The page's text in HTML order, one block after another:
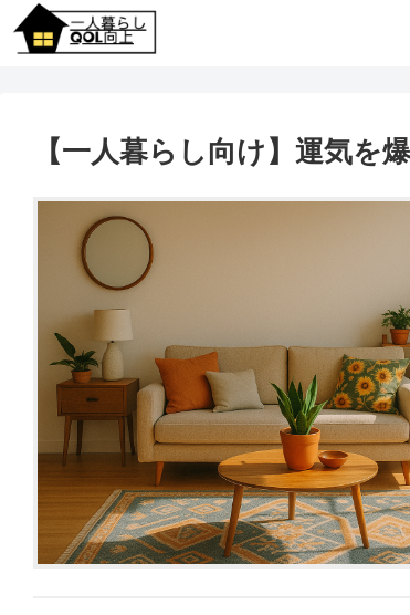
【一人暮らし向け】運気を